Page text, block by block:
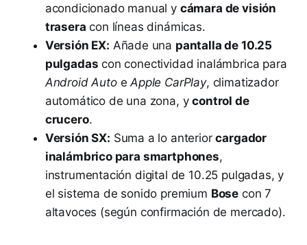
acondicionado manual y cámara de visión
trasera con líneas dinámicas.
Versión EX: Añade una pantalla de 10.25
pulgadas con conectividad inalámbrica para
Android AutoeApple CarPlay, climatizador
automático de una zona, ycontrol de
crucero.
Versión SX: Suma a lo anteriorcargador
inalámbrico para smartphones,
instrumentación digital de 10.25 pulgadas, y
el sistema de sonido premium Bose con 7
altavoces (según confirmación de mercado).